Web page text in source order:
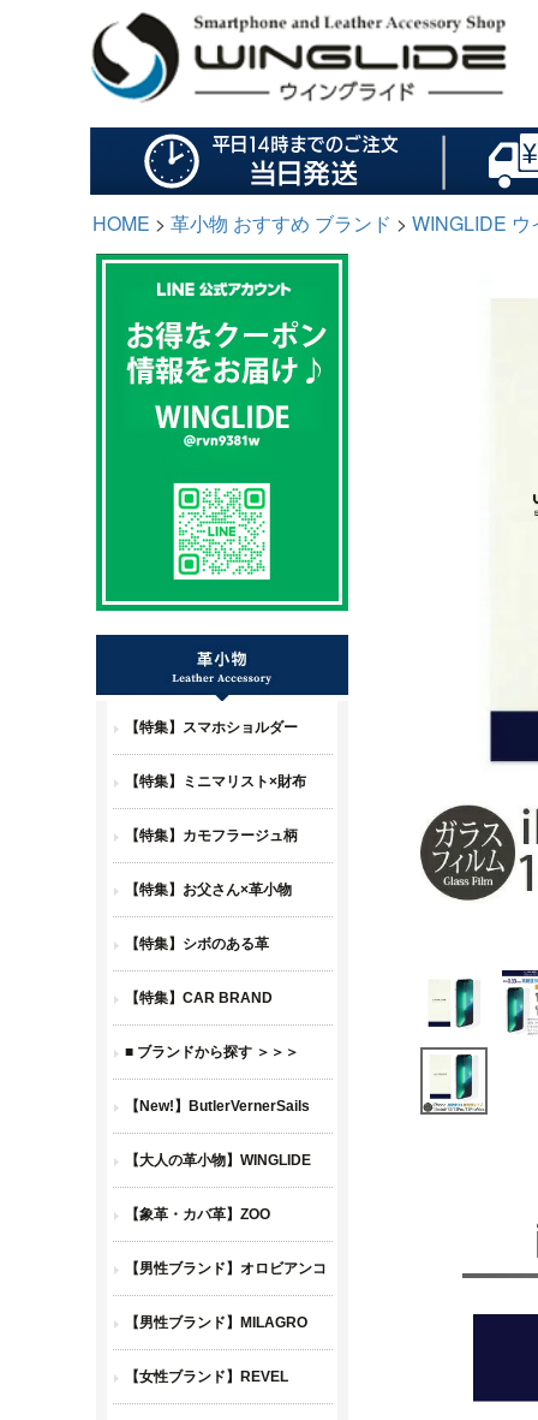
HOME 革小物 おすすめ ブランド WINGLIDE